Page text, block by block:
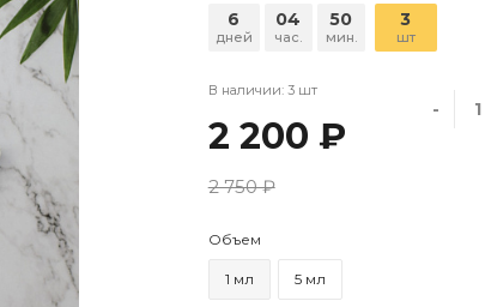
6
дней
04
час.
50
мин.
3
шт
В наличии: 3 шт
2 200 ₽
2 750 ₽
-
Объем
1 мл 5 мл